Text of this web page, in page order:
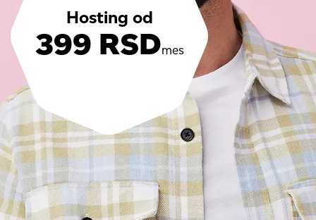
Hosting od
399 RSDmes